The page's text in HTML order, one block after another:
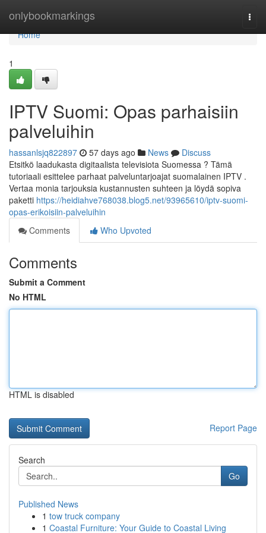
onlybookmarkings
Home
Home
1
IPTV Suomi: Opas parhaisiin
palveluihin
hassanlsjq822897 57 days ago News
Discuss
Etsitkö laadukasta digitaalista televisiota Suomessa ? Tämä
tutoriaali esittelee parhaat palveluntarjoajat suomalainen IPTV .
Vertaa monia tarjouksia kustannusten suhteen ja löydä sopiva
paketti https://heidiahve768038.blog5.net/93965610/iptv-suomi-
opas-erikoisiin-palveluihin
Comments
Who Upvoted
Comments
Submit a Comment
No HTML
HTML is disabled
Report Page
Search
Go
Published News
1 tow truck company
1 Coastal Furniture: Your Guide to Coastal Living